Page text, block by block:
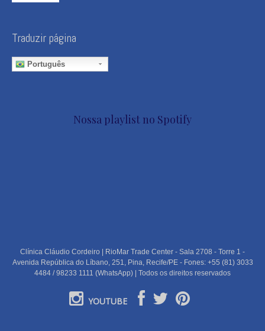
Traduzir página
Português
Nossa playlist no Spotify
Clínica Cláudio Cordeiro | RioMar Trade Center - Sala 2708 - Torre 1 -
Avenida República do Líbano, 251, Pina, Recife/PE - Fones: +55 (81) 3033
4484 / 98233 1111 (WhatsApp) | Todos os direitos reservados
YOUTUBE